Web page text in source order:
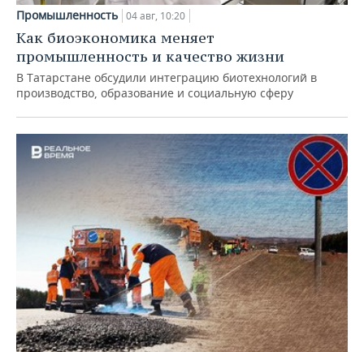
Промышленность 04 авг, 10:20
Как биоэкономика меняет
промышленность и качество жизни
В Татарстане обсудили интеграцию биотехнологий в
производство, образование и социальную сферу